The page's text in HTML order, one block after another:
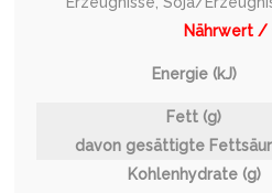
Nährwert /
Energie (kJ)
Fett (g)
davon gesättigte
Kohlenhydrate (g)